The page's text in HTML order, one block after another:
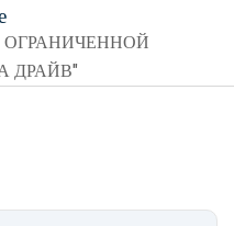
ДРАЙВ"